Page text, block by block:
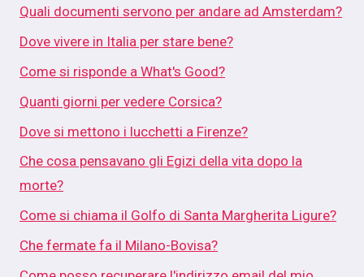
Quali documenti servono per andare ad Amsterdam?
Dove vivere in Italia per stare bene?
Come si risponde a What's Good?
Quanti giorni per vedere Corsica?
Dove si mettono i lucchetti a Firenze?
Che cosa pensavano gli Egizi della vita dopo la
morte?
Come si chiama il Golfo di Santa Margherita Ligure?
Che fermate fa il Milano-Bovisa?